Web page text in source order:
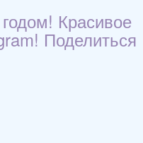
Красивое
Поделиться